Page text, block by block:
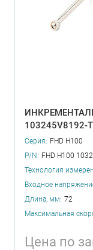
103245V8192-
Серия: FHD H100
P/N: FHD H100
Технология
Входное
Длина, мм: 72
Максимальная
Цена по